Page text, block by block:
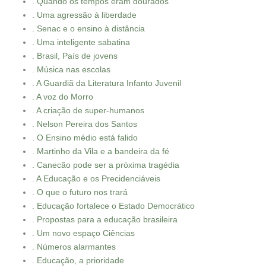
. Uma agressão à liberdade
. Senac e o ensino à distância
. Uma inteligente sabatina
. Brasil, País de jovens
. Música nas escolas
. A Guardiã da Literatura Infanto Juvenil
. A voz do Morro
. A criação de super-humanos
. Nelson Pereira dos Santos
. O Ensino médio está falido
. Martinho da Vila e a bandeira da fé
. Canecão pode ser a próxima tragédia
. A Educação e os Precidenciáveis
. O que o futuro nos trará
. Educação fortalece o Estado Democrático
. Propostas para a educação brasileira
. Um novo espaço Ciências
. Números alarmantes
. Educação, a prioridade